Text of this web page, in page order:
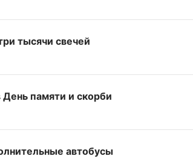
тысячи свечей
памяти и скорби
автобусы